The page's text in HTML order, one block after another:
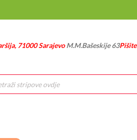
71000 SarajevoM.M.Bašeskije 63